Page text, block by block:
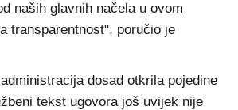
naših glavnih načela u ovom
transparentnost", poručio je
dosad otkrila pojedine
tekst ugovora još uvijek nije